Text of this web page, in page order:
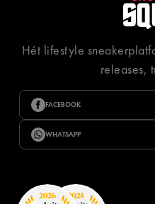
Hét lifestyle
releases,
FACEBOOK
WHATSAPP